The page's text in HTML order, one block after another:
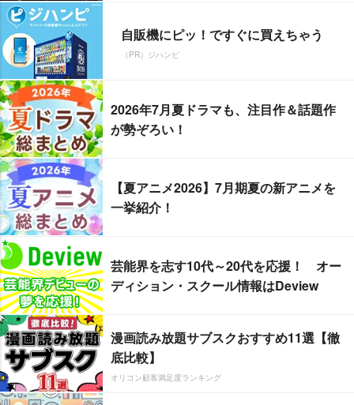
自販機にピッ！ですぐに買えちゃう
（PR）ジハンピ
2026年7月夏ドラマも、注目作＆話題作
が勢ぞろい！
【夏アニメ2026】7月期夏の新アニメを
一挙紹介！
芸能界を志す10代～20代を応援！ オー
ディション・スクール情報はDeview
漫画読み放題サブスクおすすめ11選【徹
底比較】
オリコン顧客満足度ランキング